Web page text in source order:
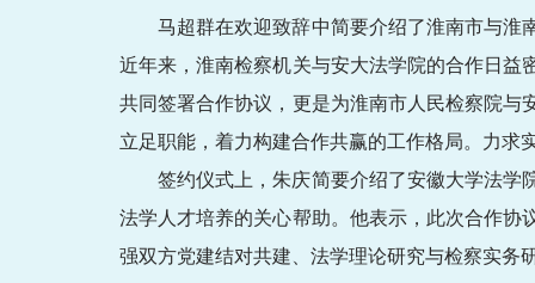
马超群在欢迎致辞中简要介绍了淮南市与淮
近年来，淮南检察机关与安大法学院的合作日
共同签署合作协议，更是为淮南市人民检察院
立足职能，着力构建合作共赢的工作格局。力求
签约仪式上，朱庆简要介绍了安徽大学法学
法学人才培养的关心帮助。他表示，此次合作
强双方党建结对共建、法学理论研究与检察实务